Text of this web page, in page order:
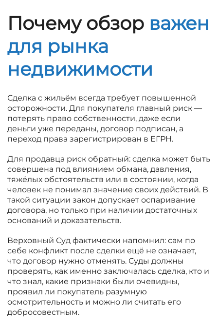
Почему обзор важен
для рынка
недвижимости
Сделка с жильём всегда требует повышенной
осторожности. Для покупателя главный риск —
потерять право собственности, даже если
деньги уже переданы, договор подписан, а
переход права зарегистрирован в ЕГРН.
Для продавца риск обратный: сделка может быть
совершена под влиянием обмана, давления,
тяжёлых обстоятельств или в состоянии, когда
человек не понимал значение своих действий. В
такой ситуации закон допускает оспаривание
договора, но только при наличии достаточных
оснований и доказательств.
Верховный Суд фактически напомнил: сам по
себе конфликт после сделки ещё не означает,
что договор нужно отменять. Суды должны
проверять, как именно заключалась сделка, кто и
что знал, какие признаки были очевидны,
проявил ли покупатель разумную
осмотрительность и можно ли считать его
добросовестным.